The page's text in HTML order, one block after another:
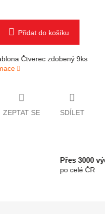
Přidat do košíku
Čtverec zdobený 9ks
ZEPTAT SE SDÍLET
Přes 3000
po celé ČR